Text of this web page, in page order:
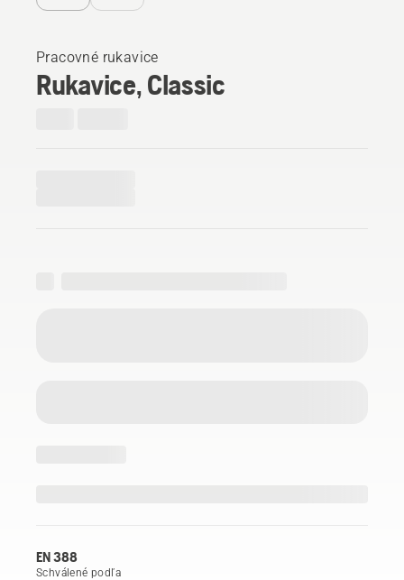
Pracovné rukavice
Rukavice, Classic
EN 388
Schválené podľa